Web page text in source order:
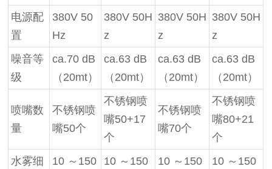
电源配
置
380V 50
Hz
380V 50H
z
380V 50H
z
380V 50H
z
噪音等
级
ca.70 dB
（20mt）
ca.63 dB
（20mt）
ca.63 dB
（20mt）
ca.63 dB
（20mt）
喷嘴数
量
不锈钢喷
嘴50个
不锈钢喷
嘴50+17
个
不锈钢喷
嘴70个
不锈钢喷
嘴80+21
个
水雾细
10 ～150
10 ～150
10 ～150
10 ～150